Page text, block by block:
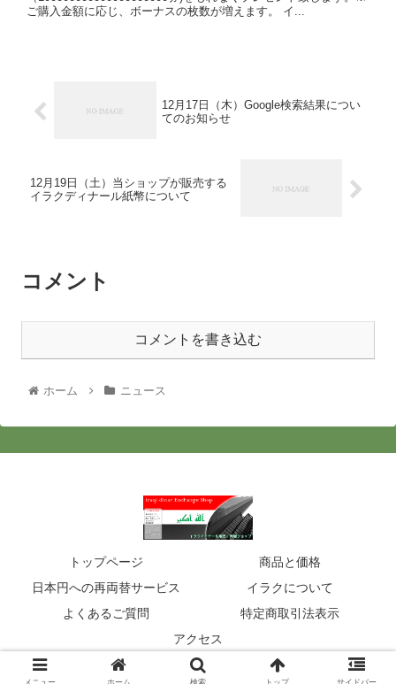
ご購入金額に応じ、ボーナスの枚数が増えます。 イ...
12月17日（木）Google検索結果につい
てのお知らせ
12月19日（土）当ショップが販売する
イラクディナール紙幣について
コメント
コメントを書き込む
ホーム ニュース
トップページ
商品と価格
日本円への再両替サービス
イラクについて
よくあるご質問
特定商取引法表示
アクセス
© 2020 イラクディナール販売・両替ショップ.
メニュー ホーム 検索 トップ サイドバー